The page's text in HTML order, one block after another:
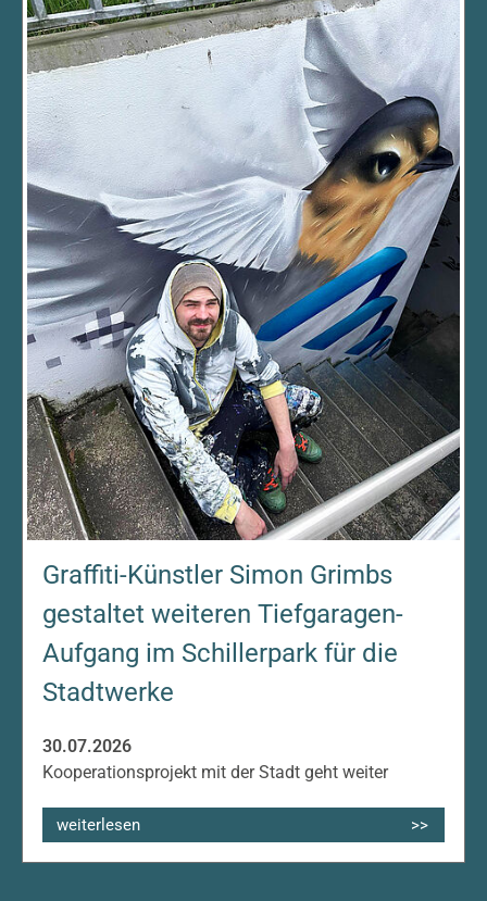
Graffiti-Künstler Simon Grimbs
gestaltet weiteren Tiefgaragen-
Aufgang im Schillerpark für die
Stadtwerke
30.07.2026
Kooperationsprojekt mit der Stadt geht weiter
weiterlesen